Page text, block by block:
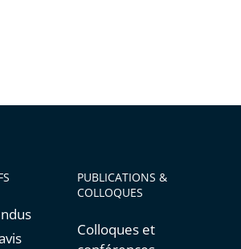
PUBLICATIONS &
COLLOQUES
Colloques et